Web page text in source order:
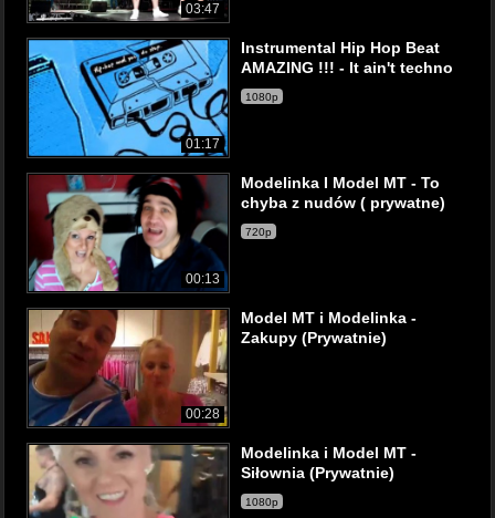
03:47
01:17
Instrumental Hip Hop Beat
AMAZING !!! - It ain't techno
1080p
00:13
Modelinka I Model MT - To
chyba z nudów ( prywatne)
720p
00:28
Model MT i Modelinka -
Zakupy (Prywatnie)
Modelinka i Model MT -
Siłownia (Prywatnie)
1080p